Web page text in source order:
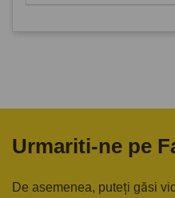
Urmariti-ne pe
De asemenea, puteți găsi